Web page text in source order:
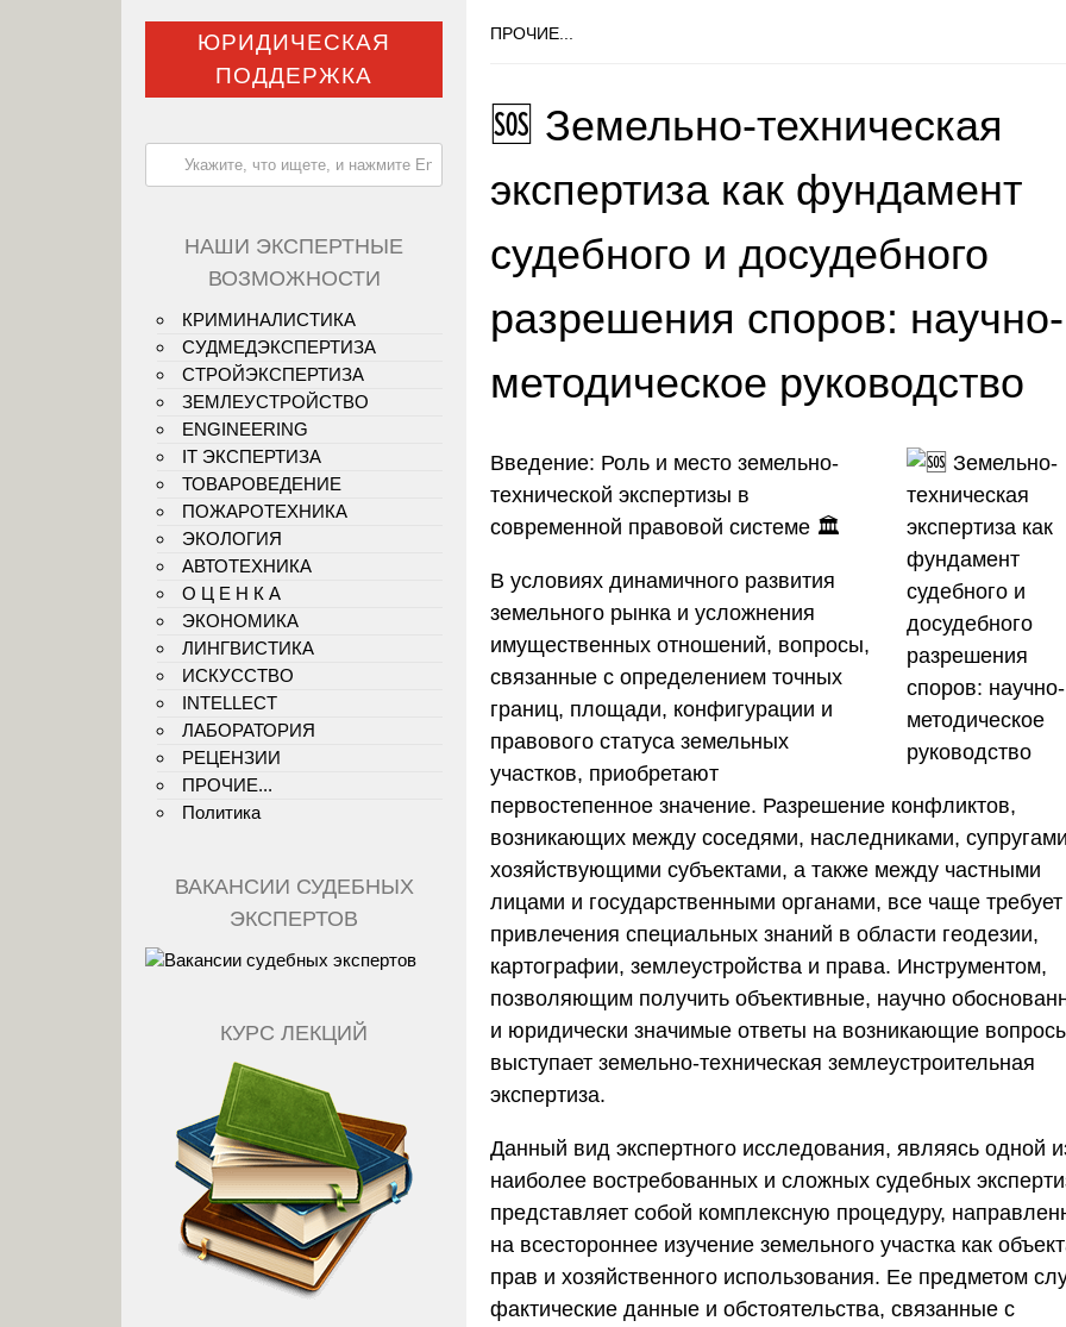
ПРОЧИЕ...
🆘 Земельно-техническая
экспертиза как фундамент
судебного и досудебного
разрешения споров: научно-
методическое руководство
Введение: Роль и место земельно-
технической экспертизы в
современной правовой системе 🏛️
В условиях динамичного развития
земельного рынка и усложнения
имущественных отношений, вопросы,
связанные с определением точных
границ, площади, конфигурации и
правового статуса земельных
участков, приобретают
первостепенное значение. Разрешение конфликтов,
возникающих между соседями, наследниками,
хозяйствующими субъектами, а также между частными
лицами и государственными органами, все чаще требует
привлечения специальных знаний в области геодезии,
картографии, землеустройства и права. Инструментом,
позволяющим получить объективные, научно
и юридически значимые ответы на возникающие
выступает земельно-техническая землеустроительная
экспертиза.
Данный вид экспертного исследования, являясь одной
наиболее востребованных и сложных судебных
представляет собой комплексную процедуру,
на всестороннее изучение земельного участка как
прав и хозяйственного использования. Ее предметом
фактические данные и обстоятельства, связанные с
ЮРИДИЧЕСКАЯ
ПОДДЕРЖКА
НАШИ ЭКСПЕРТНЫЕ
ВОЗМОЖНОСТИ
КРИМИНАЛИСТИКА
СУДМЕДЭКСПЕРТИЗА
СТРОЙЭКСПЕРТИЗА
ЗЕМЛЕУСТРОЙСТВО
ENGINEERING
IT ЭКСПЕРТИЗА
ТОВАРОВЕДЕНИЕ
ПОЖАРОТЕХНИКА
ЭКОЛОГИЯ
АВТОТЕХНИКА
О Ц Е Н К А
ЭКОНОМИКА
ЛИНГВИСТИКА
ИСКУССТВО
INTELLECT
ЛАБОРАТОРИЯ
РЕЦЕНЗИИ
ПРОЧИЕ...
Политика
ВАКАНСИИ СУДЕБНЫХ
ЭКСПЕРТОВ
КУРС ЛЕКЦИЙ